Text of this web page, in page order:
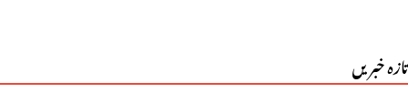
تازہ خبریں